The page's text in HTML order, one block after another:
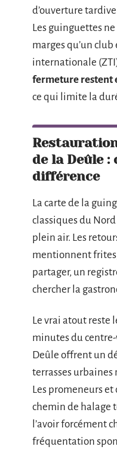
d’ouverture
Les guinguettes
marges qu’un
internationale
fermeture restent
ce qui limite la
de la Deûle
différence
La carte de la
classiques du
plein air. Les
mentionnent
partager, un
chercher la
Le vrai atout reste
minutes du
Deûle offrent un
terrasses urbaines
Les promeneurs
chemin de halage
l’avoir forcément
fréquentation